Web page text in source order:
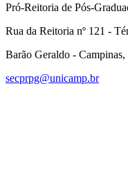
Pró-Reitoria de Pós-
Rua da Reitoria nº 121 -
Barão Geraldo -
secprpg@unicamp.br